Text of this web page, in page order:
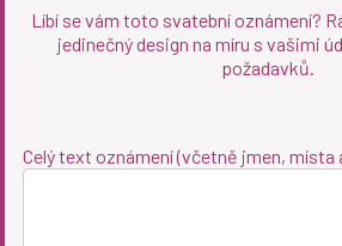
Líbí se vám toto svatební oznámení?
jedinečný design na míru s vašimi
požadavků.
Celý text oznámení (včetně jmen, místa